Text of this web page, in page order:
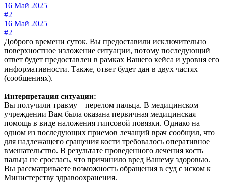
16 Май 2025
#2
16 Май 2025
#2
Доброго времени суток. Вы предоставили исключительно
поверхностное изложение ситуации, потому последующий
ответ будет предоставлен в рамках Вашего кейса и уровня его
информативности. Также, ответ будет дан в двух частях
(сообщениях).
Интерпретация ситуации:
Вы получили травму – перелом пальца. В медицинском
учреждении Вам была оказана первичная медицинская
помощь в виде наложения гипсовой повязки. Однако на
одном из последующих приемов лечащий врач сообщил, что
для надлежащего сращения кости требовалось оперативное
вмешательство. В результате проведенного лечения кость
пальца не срослась, что причинило вред Вашему здоровью.
Вы рассматриваете возможность обращения в суд с иском к
Министерству здравоохранения.